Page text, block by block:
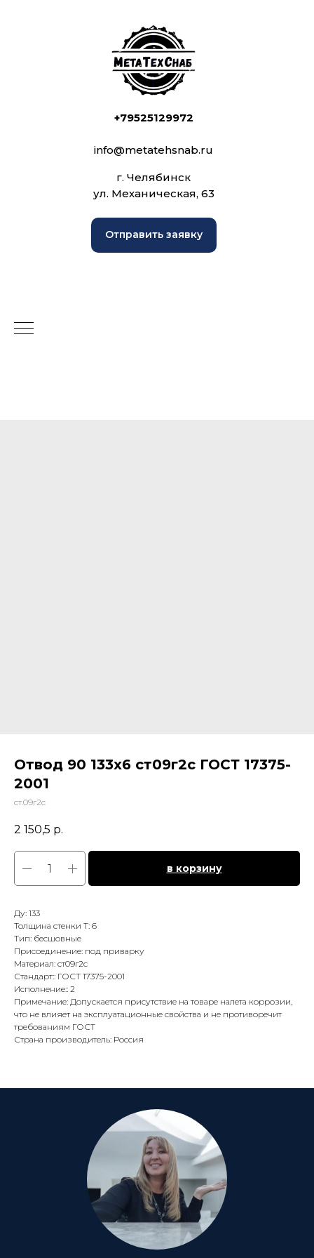
+79525129972
info@metatehsnab.ru
г. Челябинск
ул. Механическая, 63
Отправить заявку
Отвод 90 133х6 ст09г2с ГОСТ 17375-
2001
ст.09г2с
2 150,5 р.
в корзину
Ду: 133
Толщина стенки Т: 6
Тип: бесшовные
Присоединение: под приварку
Материал: ст09г2с
Стандарт:: ГОСТ 17375-2001
Исполнение:: 2
Примечание: Допускается присутствие на товаре налета коррозии,
что не влияет на эксплуатационные свойства и не противоречит
требованиям ГОСТ
Страна производитель: Россия